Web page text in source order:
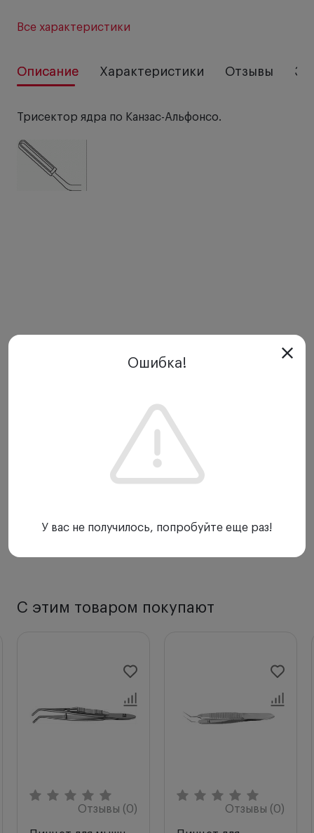
Все характеристики
Описание Характеристики Отзывы
Трисектор ядра по Канзас-Альфонсо.
С этим товаром покупают
Отзывы (0) Отзывы (0)
Ошибка!
У вас не получилось, попробуйте еще раз!